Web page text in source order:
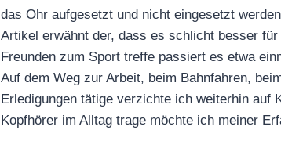
das Ohr aufgesetzt und nicht eingesetzt
Artikel erwähnt der, dass es schlicht besser
Freunden zum Sport treffe passiert es etwa
Auf dem Weg zur Arbeit, beim Bahnfahren,
Erledigungen tätige verzichte ich weiterhin auf
Kopfhörer im Alltag trage möchte ich meiner